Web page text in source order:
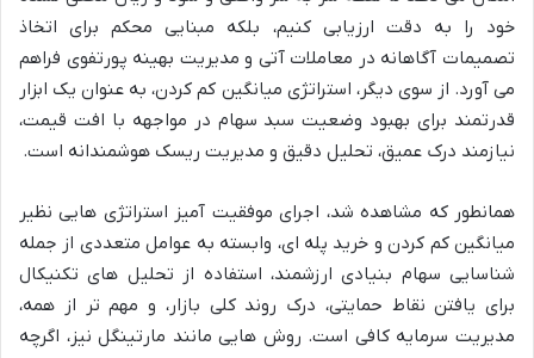
خود را به دقت ارزیابی کنیم، بلکه مبنایی محکم برای اتخاذ
تصمیمات آگاهانه در معاملات آتی و مدیریت بهینه پورتفوی فراهم
می آورد. از سوی دیگر، استراتژی میانگین کم کردن، به عنوان یک ابزار
قدرتمند برای بهبود وضعیت سبد سهام در مواجهه با افت قیمت،
نیازمند درک عمیق، تحلیل دقیق و مدیریت ریسک هوشمندانه است.
همانطور که مشاهده شد، اجرای موفقیت آمیز استراتژی هایی نظیر
میانگین کم کردن و خرید پله ای، وابسته به عوامل متعددی از جمله
شناسایی سهام بنیادی ارزشمند، استفاده از تحلیل های تکنیکال
برای یافتن نقاط حمایتی، درک روند کلی بازار، و مهم تر از همه،
مدیریت سرمایه کافی است. روش هایی مانند مارتینگل نیز، اگرچه